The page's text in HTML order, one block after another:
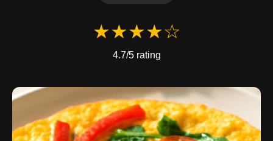
★★★★☆
4.7/5 rating